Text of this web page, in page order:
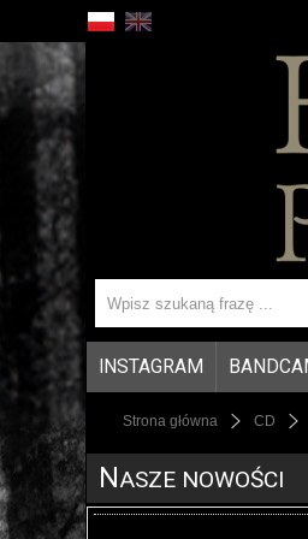
INSTAGRAM
Strona główna CD
N ASZE NOWOŚCI